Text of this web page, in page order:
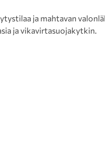
ja mahtavan
ja vikavirtasuojakytkin.